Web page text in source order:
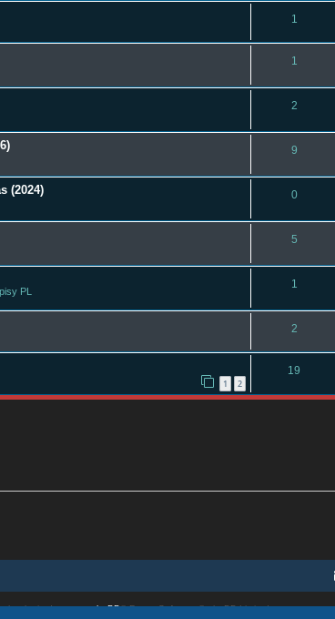
1
1
2
9
(2024) 0
5
PL
1
2
1 2
19
dostarczaphpBB® Forum Software © phpBB Limited